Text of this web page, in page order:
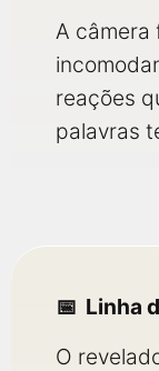
A câmera
reações
palavras
Linha
O